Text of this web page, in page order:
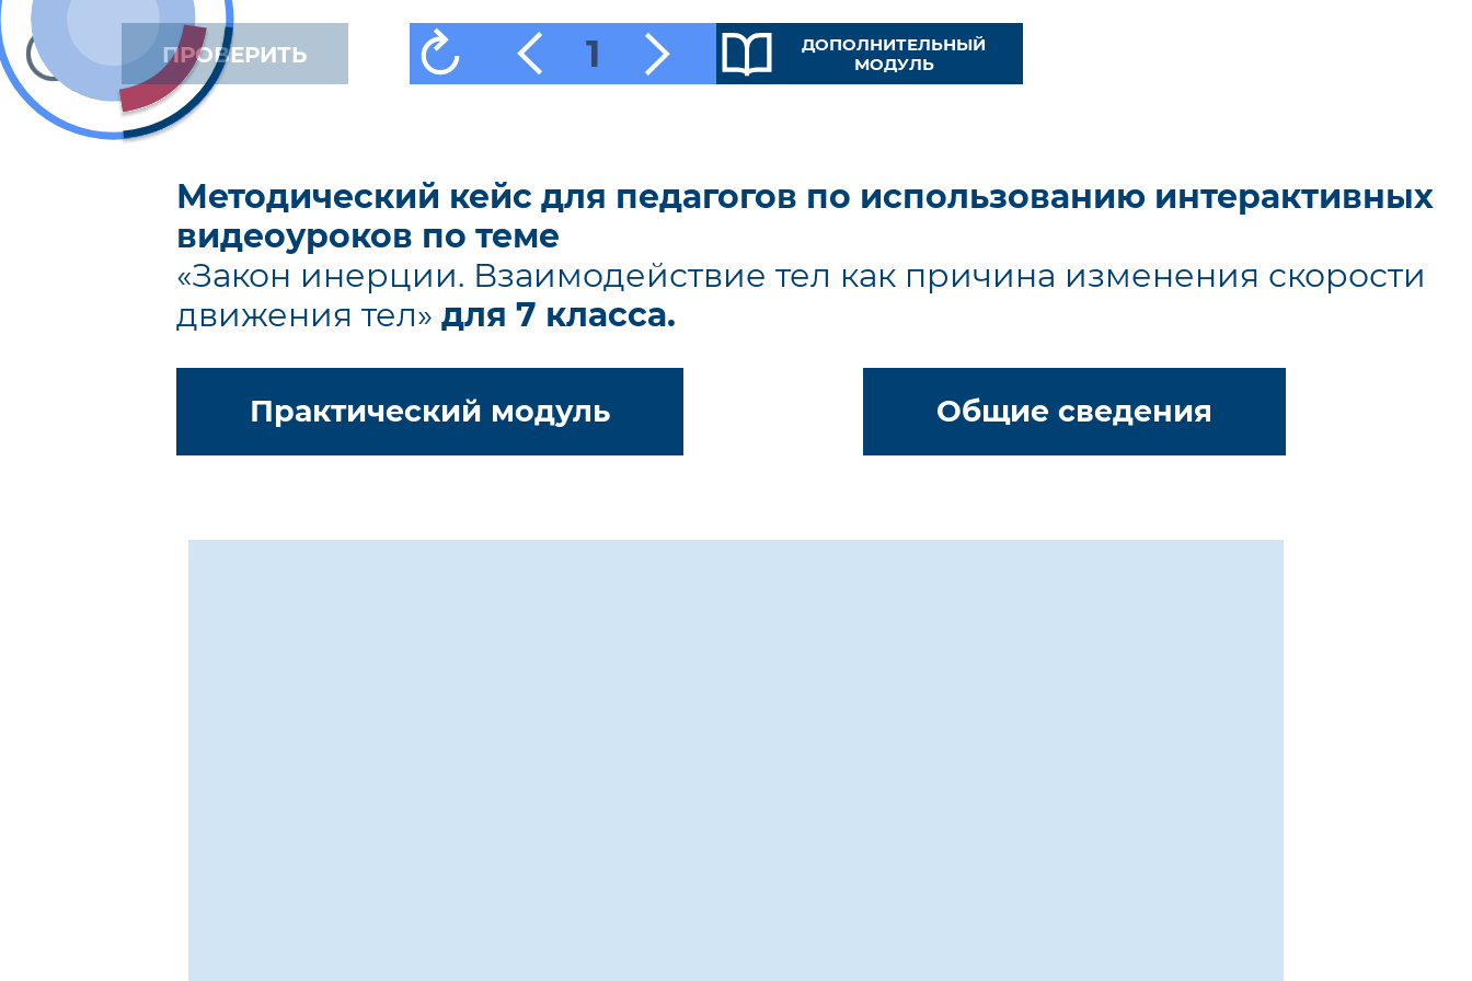
ПРОВЕРИТЬ 1
ДОПОЛНИТЕЛЬНЫЙ
МОДУЛЬ
Методический кейс для педагогов по использованию интерактивных
видеоуроков по теме
«Закон инерции. Взаимодействие тел как причина изменения скорости
движения тел» для 7 класса.
Практический модуль Общие сведения